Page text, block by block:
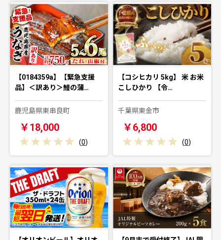
【0184359a】【緊急支援
品】＜訳あり＞鰻の蒲…
鹿児島県東串良町
￥18,000
(0)
【コシヒカリ 5kg】 米 お米
こしひかり 【令…
千葉県東金市
￥6,800
(0)